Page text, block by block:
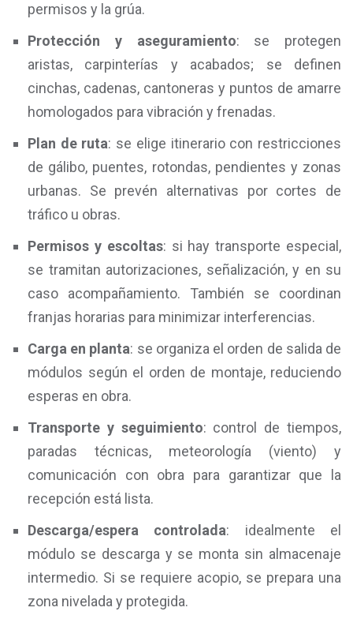
permisos y la grúa.
Protección y aseguramiento: se protegen
aristas, carpinterías y acabados; se definen
cinchas, cadenas, cantoneras y puntos de amarre
homologados para vibración y frenadas.
Plan de ruta: se elige itinerario con restricciones
de gálibo, puentes, rotondas, pendientes y zonas
urbanas. Se prevén alternativas por cortes de
tráfico u obras.
Permisos y escoltas: si hay transporte especial,
se tramitan autorizaciones, señalización, y en su
caso acompañamiento. También se coordinan
franjas horarias para minimizar interferencias.
Carga en planta: se organiza el orden de salida de
módulos según el orden de montaje, reduciendo
esperas en obra.
Transporte y seguimiento: control de tiempos,
paradas técnicas, meteorología (viento) y
comunicación con obra para garantizar que la
recepción está lista.
Descarga/espera controlada: idealmente el
módulo se descarga y se monta sin almacenaje
intermedio. Si se requiere acopio, se prepara una
zona nivelada y protegida.